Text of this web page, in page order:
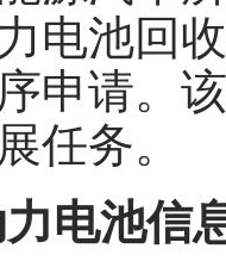
电池回
申请。
任务。
力电池信